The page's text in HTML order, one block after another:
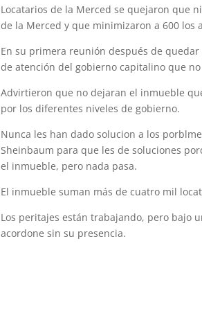
Locatarios de la Merced se quejaron que
de la Merced y que minimizaron a 600 los
En su primera reunión después de
de atención del gobierno capitalino que
Advirtieron que no dejaran el inmueble
por los diferentes niveles de gobierno.
Nunca les han dado solucion a los
Sheinbaum para que les de soluciones
el inmueble, pero nada pasa.
El inmueble suman más de cuatro mil
Los peritajes están trabajando, pero bajo
acordone sin su presencia.